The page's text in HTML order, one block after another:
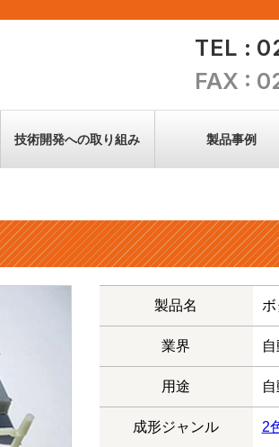
TEL :
FAX :
技術開発への取り組み
金型技術
製品事例
製品名
業界
用途
成形ジャンル 2